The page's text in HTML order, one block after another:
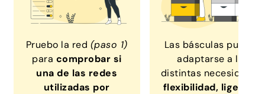
Pruebo la red (paso 1)
para comprobar si
una de las redes
utilizadas por
Las básculas pueden
adaptarse a las
distintas necesidades:
flexibilidad, ligereza,